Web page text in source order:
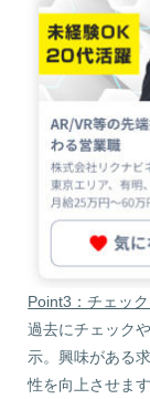
Point3：チェッ
過去にチェック
示。興味がある
性を向上させます